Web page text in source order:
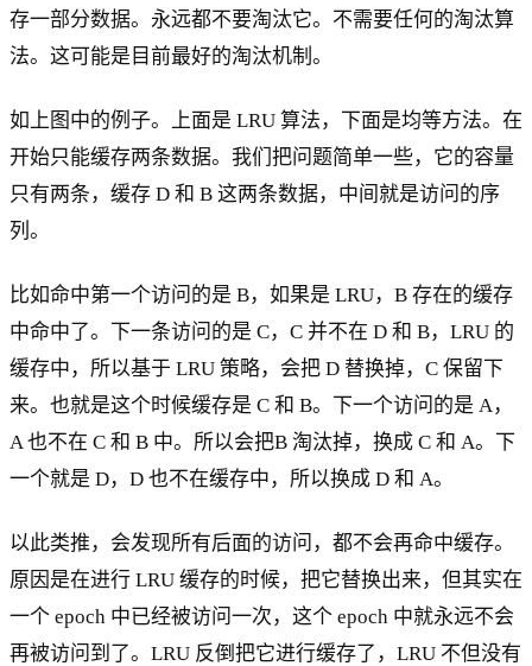
存一部分数据。永远都不要淘汰它。不需要任何的淘汰算
法。这可能是目前最好的淘汰机制。
如上图中的例子。上面是 LRU 算法，下面是均等方法。在
开始只能缓存两条数据。我们把问题简单一些，它的容量
只有两条，缓存 D 和 B 这两条数据，中间就是访问的序
列。
比如命中第一个访问的是 B，如果是 LRU，B 存在的缓存
中命中了。下一条访问的是 C，C 并不在 D 和 B，LRU 的
缓存中，所以基于 LRU 策略，会把 D 替换掉，C 保留下
来。也就是这个时候缓存是 C 和 B。下一个访问的是 A，
A 也不在 C 和 B 中。所以会把B 淘汰掉，换成 C 和 A。下
一个就是 D，D 也不在缓存中，所以换成 D 和 A。
以此类推，会发现所有后面的访问，都不会再命中缓存。
原因是在进行 LRU 缓存的时候，把它替换出来，但其实在
一个 epoch 中已经被访问一次，这个 epoch 中就永远不会
再被访问到了。LRU 反倒把它进行缓存了，LRU 不但没有